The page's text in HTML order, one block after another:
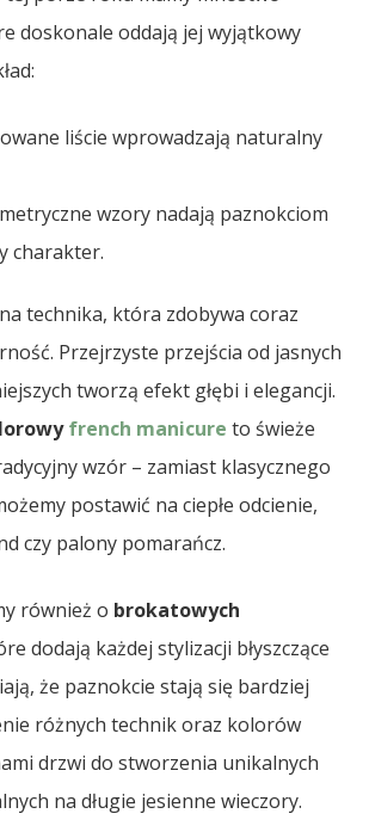
doskonale oddają jej wyjątkowy
liście wprowadzają naturalny
wzory nadają paznokciom
charakter.
technika, która zdobywa coraz
Przejrzyste przejścia od jasnych
tworzą efekt głębi i elegancji.
french manicure to świeże
wzór – zamiast klasycznego
postawić na ciepłe odcienie,
czy palony pomarańcz.
również o brokatowych
dodają każdej stylizacji błyszczące
że paznokcie stają się bardziej
różnych technik oraz kolorów
drzwi do stworzenia unikalnych
na długie jesienne wieczory.